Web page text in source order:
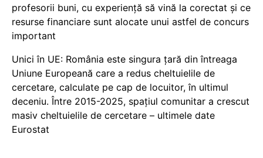
profesorii buni, cu experiență să vină la corectat și ce
resurse financiare sunt alocate unui astfel de concurs
important
Unici în UE: România este singura țară din întreaga
Uniune Europeană care a redus cheltuielile de
cercetare, calculate pe cap de locuitor, în ultimul
deceniu. Între 2015-2025, spațiul comunitar a crescut
masiv cheltuielile de cercetare – ultimele date
Eurostat